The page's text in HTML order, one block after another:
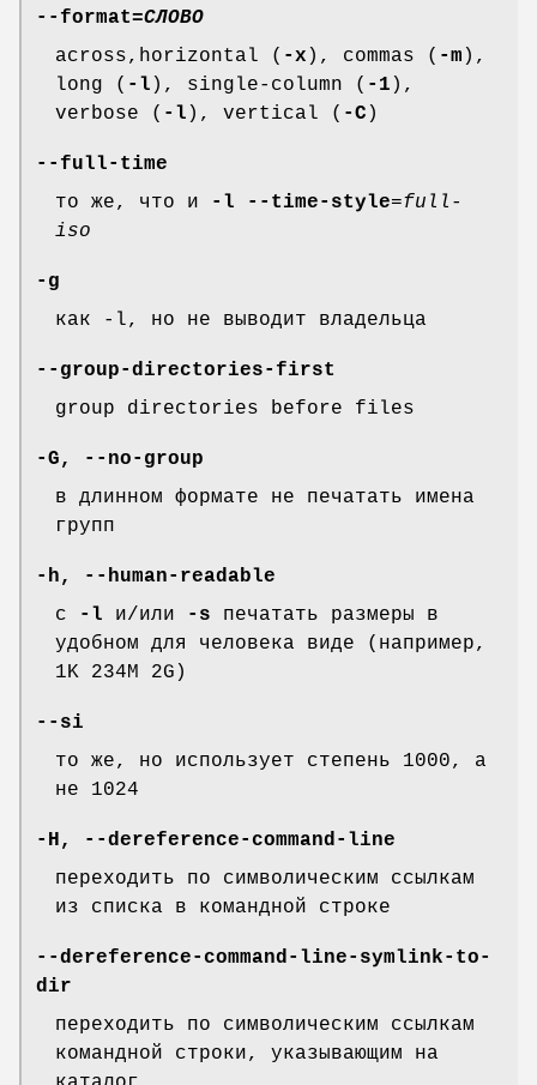
--format=СЛОВО
across,horizontal ( -x ), commas ( -m ),
long ( -l ), single-column ( -1 ),
verbose ( -l ), vertical ( -C )
--full-time
то же, что и
-l --time-style=full-
iso
-g
как -l, но не выводит владельца
--group-directories-first
group directories before files
-G ,
--no-group
в длинном формате не печатать имена
групп
-h ,
--human-readable
c
-l и/или -s печатать размеры в
удобном для человека виде (например,
1K 234M 2G)
--si
то же, но использует степень 1000, а
не 1024
-H ,
--dereference-command-line
переходить по символическим ссылкам
из списка в командной строке
--dereference-command-line-symlink-to-
dir
переходить по символическим ссылкам
командной строки, указывающим на